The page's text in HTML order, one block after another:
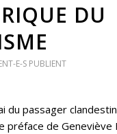
DU
E-S PUBLIENT
du passager
préface de Geneviève